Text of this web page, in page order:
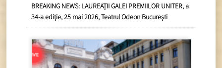
BREAKING NEWS: LAUREAȚII GALEI PREMIILOR UNITER, a
34-a ediție, 25 mai 2026, Teatrul Odeon București